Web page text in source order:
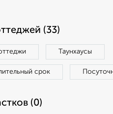
(33)
Таунхаусы
срок
(0)